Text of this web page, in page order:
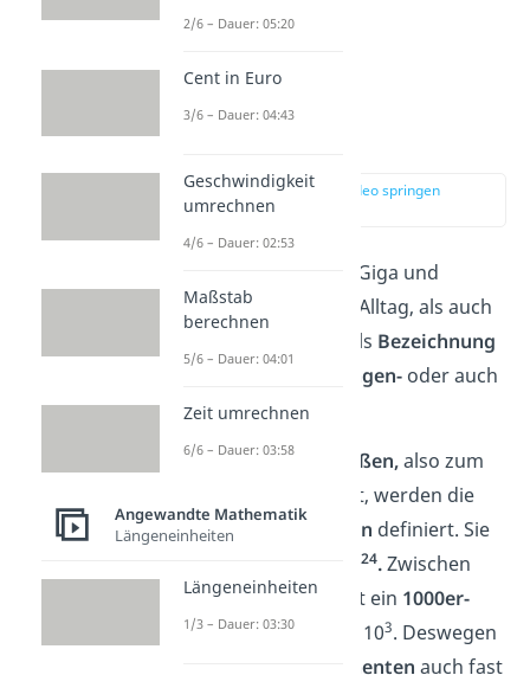
Präfixe
zur Stelle im Video springen
(01:13)
Präfixe wie Kilo, Mega, Giga und
Tera dienen sowohl im Alltag, als auch
in anderen Bereichen als Bezeichnung
für Maßeinheiten, Mengen- oder auch
Kapazitätsangaben.
Beiphysikalischen Größen,also zum
Beispiel Länge oder Zeit, werden die
Präfixe in
10er-Potenzen definiert. Sie
bis 1024.Zwischen
ihnen liegt jeweils meist ein 1000er-
Schritt , also der Faktor 103. Deswegen
Exponenten auch fast
2/6 – Dauer: 05:20
Cent in Euro
3/6 – Dauer: 04:43
Geschwindigkeit
umrechnen
4/6 – Dauer: 02:53
Maßstab
berechnen
5/6 – Dauer: 04:01
Zeit umrechnen
6/6 – Dauer: 03:58
Angewandte Mathematik
Längeneinheiten
Längeneinheiten
1/3 – Dauer: 03:30